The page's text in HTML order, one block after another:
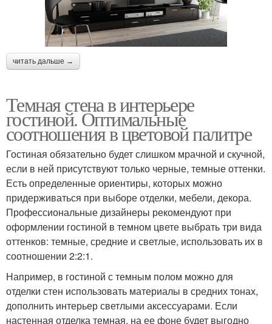
читать дальше →
Темная стена в интерьере
гостиной. Оптимальные
соотношения в цветовой палитре
Гостиная обязательно будет слишком мрачной и скучной,
если в ней присутствуют только черные, темные оттенки.
Есть определенные ориентиры, которых можно
придерживаться при выборе отделки, мебели, декора.
Профессиональные дизайнеры рекомендуют при
оформлении гостиной в темном цвете выбрать три вида
оттенков: темные, средние и светлые, использовать их в
соотношении 2:2:1.
Например, в гостиной с темным полом можно для
отделки стен использовать материалы в средних тонах,
дополнить интерьер светлыми аксессуарами. Если
настенная отделка темная, на ее фоне будет выгодно